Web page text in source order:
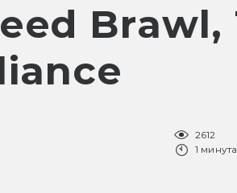
2612
1